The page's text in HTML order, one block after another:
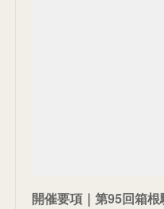
開催要項｜第95回箱